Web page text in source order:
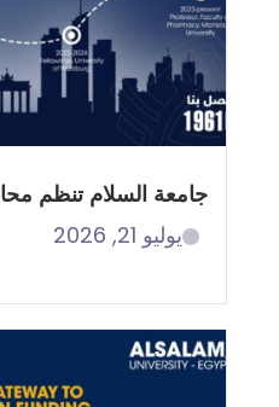
جامعة السلام تنظم
يوليو 21, 2026